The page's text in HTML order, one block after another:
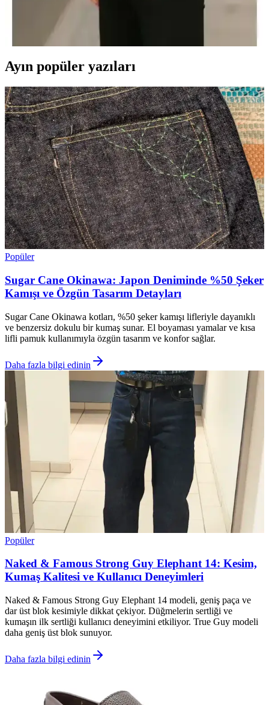
Pobudo'nun koyu mavi, kürklü ve şık tasarımlı erkek montu, sıcak
tutma özelliği ve modern görünümüyle günlük ve şehir hayatına
uygun ideal bir seçimdir.
Ayın popüler yazıları
Popüler
Sugar Cane Okinawa: Japon Deniminde %50 Şeker
Kamışı ve Özgün Tasarım Detayları
Sugar Cane Okinawa kotları, %50 şeker kamışı lifleriyle dayanıklı
ve benzersiz dokulu bir kumaş sunar. El boyaması yamalar ve kısa
lifli pamuk kullanımıyla özgün tasarım ve konfor sağlar.
Daha fazla bilgi edinin
Popüler
Naked & Famous Strong Guy Elephant 14: Kesim,
Kumaş Kalitesi ve Kullanıcı Deneyimleri
Naked & Famous Strong Guy Elephant 14 modeli, geniş paça ve
dar üst blok kesimiyle dikkat çekiyor. Düğmelerin sertliği ve
kumaşın ilk sertliği kullanıcı deneyimini etkiliyor. True Guy modeli
daha geniş üst blok sunuyor.
Daha fazla bilgi edinin